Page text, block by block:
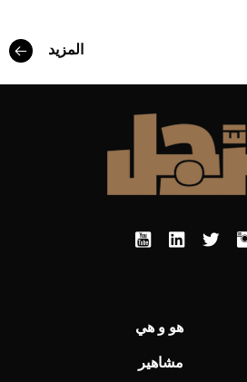
المزيد
هو و هي
مشاهير